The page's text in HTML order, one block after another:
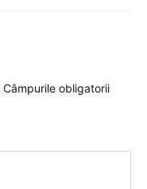
Câmpurile obligatorii